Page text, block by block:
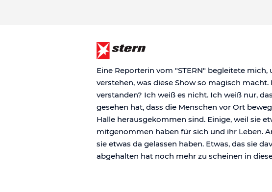
Eine Reporterin vom "STERN" begleitete mich,
verstehen, was diese Show so magisch macht.
verstanden? Ich weiß es nicht. Ich weiß nur,
gesehen hat, dass die Menschen vor Ort
Halle herausgekommen sind. Einige, weil sie
mitgenommen haben für sich und ihr Leben.
sie etwas da gelassen haben. Etwas, das sie
abgehalten hat noch mehr zu scheinen in